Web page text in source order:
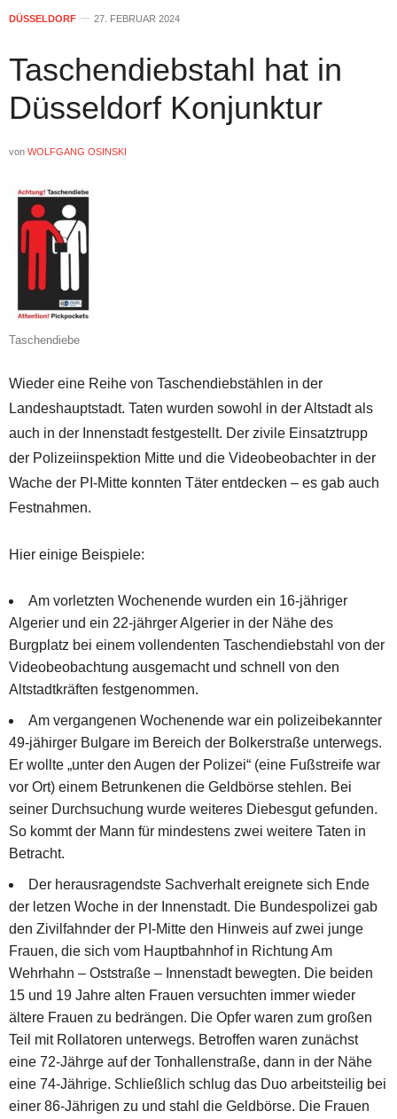
DÜSSELDORF 27. FEBRUAR 2024
Taschendiebstahl hat in
Düsseldorf Konjunktur
von WOLFGANG OSINSKI
Taschendiebe
Wieder eine Reihe von Taschendiebstählen in der
Landeshauptstadt. Taten wurden sowohl in der Altstadt als
auch in der Innenstadt festgestellt. Der zivile Einsatztrupp
der Polizeiinspektion Mitte und die Videobeobachter in der
Wache der PI-Mitte konnten Täter entdecken – es gab auch
Festnahmen.
Hier einige Beispiele:
Am vorletzten Wochenende wurden ein 16-jähriger
Algerier und ein 22-jährger Algerier in der Nähe des
Burgplatz bei einem vollendenten Taschendiebstahl von der
Videobeobachtung ausgemacht und schnell von den
Altstadtkräften festgenommen.
Am vergangenen Wochenende war ein polizeibekannter
49-jähirger Bulgare im Bereich der Bolkerstraße unterwegs.
Er wollte „unter den Augen der Polizei“ (eine Fußstreife war
vor Ort) einem Betrunkenen die Geldbörse stehlen. Bei
seiner Durchsuchung wurde weiteres Diebesgut gefunden.
So kommt der Mann für mindestens zwei weitere Taten in
Betracht.
Der herausragendste Sachverhalt ereignete sich Ende
der letzen Woche in der Innenstadt. Die Bundespolizei gab
den Zivilfahnder der PI-Mitte den Hinweis auf zwei junge
Frauen, die sich vom Hauptbahnhof in Richtung Am
Wehrhahn – Oststraße – Innenstadt bewegten. Die beiden
15 und 19 Jahre alten Frauen versuchten immer wieder
ältere Frauen zu bedrängen. Die Opfer waren zum großen
Teil mit Rollatoren unterwegs. Betroffen waren zunächst
eine 72-Jährge auf der Tonhallenstraße, dann in der Nähe
eine 74-Jährige. Schließlich schlug das Duo arbeitsteilig bei
einer 86-Jährigen zu und stahl die Geldbörse. Die Frauen